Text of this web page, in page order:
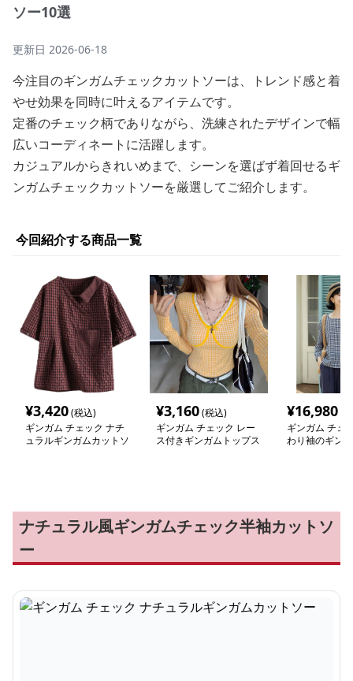
ソー10選
更新日 2026-06-18
今注目のギンガムチェックカットソーは、トレンド感と着
やせ効果を同時に叶えるアイテムです。
定番のチェック柄でありながら、洗練されたデザインで幅
広いコーディネートに活躍します。
カジュアルからきれいめまで、シーンを選ばず着回せるギ
ンガムチェックカットソーを厳選してご紹介します。
今回紹介する商品一覧
¥3,420(税込)
ギンガム チェック ナチ
ュラルギンガムカットソ
¥3,160(税込)
ギンガム チェック レー
ス付きギンガムトップス
¥16,980
ギンガム チェ
わり袖のギン
ナチュラル風ギンガムチェック半袖カットソ
ー